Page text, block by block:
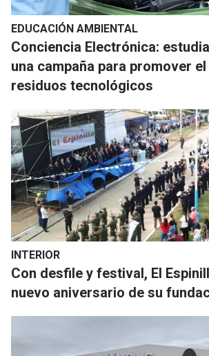
EDUCACIÓN AMBIENTAL
Conciencia Electrónica:
una campaña para promover
residuos tecnológicos
INTERIOR
Con desfile y festival, El
nuevo aniversario de su